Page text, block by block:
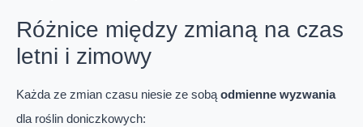
Różnice między zmianą na czas
letni i zimowy
Każda ze zmian czasu niesie ze sobą odmienne wyzwania
dla roślin doniczkowych: